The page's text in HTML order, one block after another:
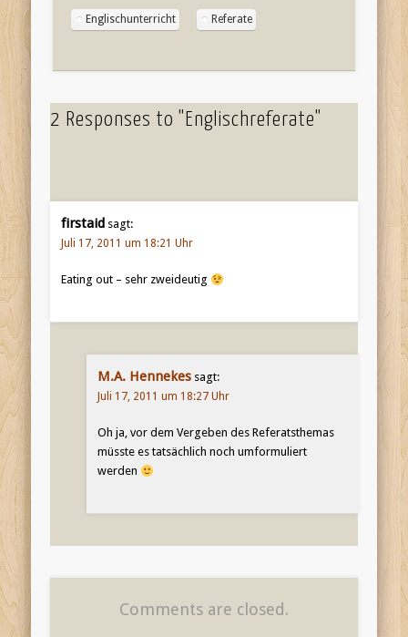
Englischunterricht Referate
2 Responses to "Englischreferate"
firstaid sagt:
Juli 17, 2011 um 18:21 Uhr
Eating out – sehr zweideutig
M.A. Hennekes sagt:
Juli 17, 2011 um 18:27 Uhr
Oh ja, vor dem Vergeben des Referatsthemas
müsste es tatsächlich noch umformuliert
werden
Comments are closed.